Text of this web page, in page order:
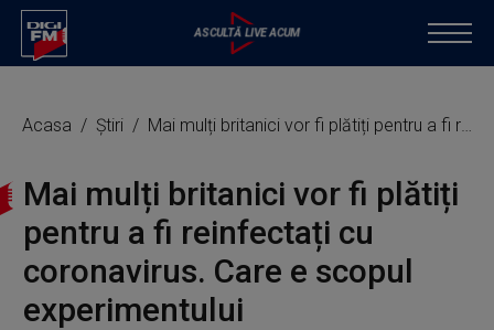
Acasa Știri Mai mulți britanici vor fi plătiți pentru a fi reinfectați cu coronavirus. Care e scopul experimentului
Mai mulți britanici vor fi plătiți
pentru a fi reinfectați cu
coronavirus. Care e scopul
experimentului